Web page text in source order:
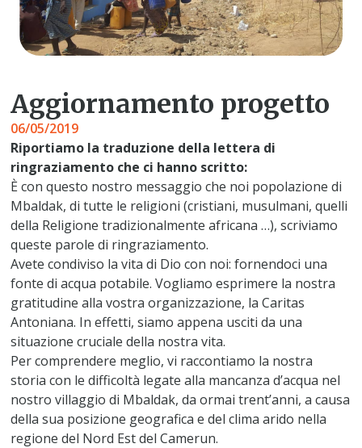
Aggiornamento progetto
06/05/2019
Riportiamo la traduzione della lettera di
ringraziamento che ci hanno scritto:
È con questo nostro messaggio che noi popolazione di
Mbaldak, di tutte le religioni (cristiani, musulmani, quelli
della Religione tradizionalmente africana …), scriviamo
queste parole di ringraziamento.
Avete condiviso la vita di Dio con noi: fornendoci una
fonte di acqua potabile. Vogliamo esprimere la nostra
gratitudine alla vostra organizzazione, la Caritas
Antoniana. In effetti, siamo appena usciti da una
situazione cruciale della nostra vita.
Per comprendere meglio, vi raccontiamo la nostra
storia con le difficoltà legate alla mancanza d’acqua nel
nostro villaggio di Mbaldak, da ormai trent’anni, a causa
della sua posizione geografica e del clima arido nella
regione del Nord Est del Camerun.